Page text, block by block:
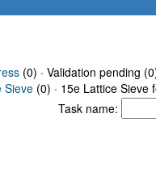
(0) · Validation pending
Sieve (0) · 15e Lattice Sieve
Task name: